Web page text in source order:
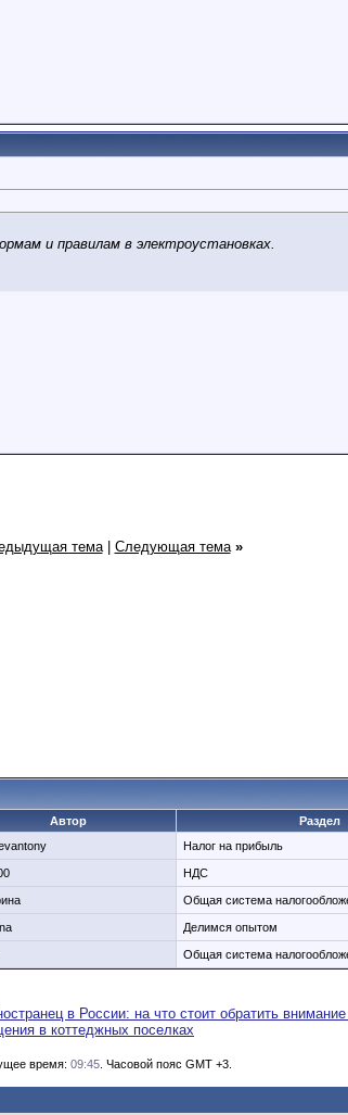
и правилам в электроустановках.
тема| Следующая тема »
Автор
Раздел
Налог на прибыль
НДС
Общая система
Делимся опытом
Общая система
в России: на что стоит обратить
в коттеджных поселках
время: 09:45 . Часовой пояс GMT +3.